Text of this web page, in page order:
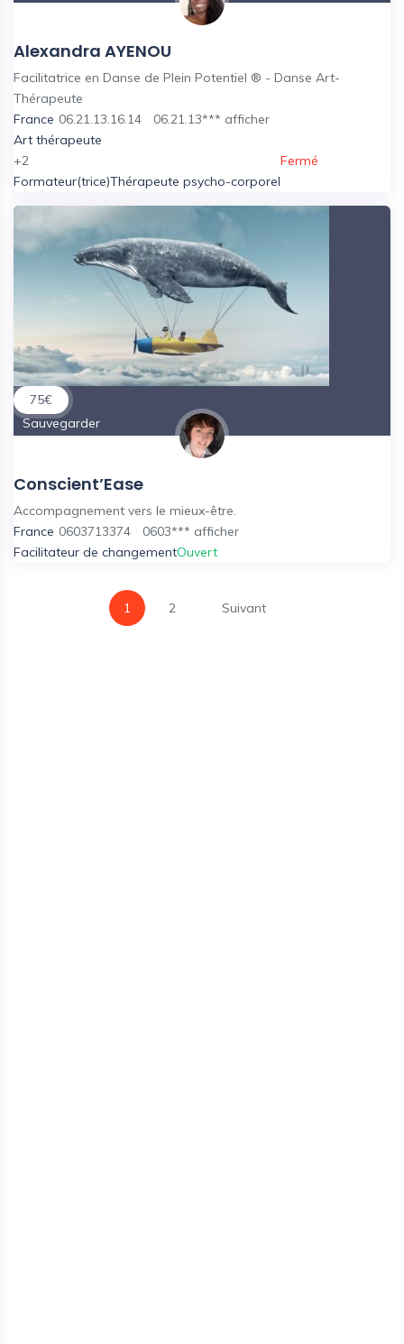
Alexandra AYENOU
Facilitatrice en Danse de Plein Potentiel ® - Danse Art-
Thérapeute
France 06.21.13.16.14 06.21.13*** afficher
Art thérapeute
+2
Formateur(trice)Thérapeute psycho-corporel
Fermé
75€
Sauvegarder
Conscient’Ease
Accompagnement vers le mieux-être.
France 0603713374 0603*** afficher
Facilitateur de changementOuvert
1 2 Suivant